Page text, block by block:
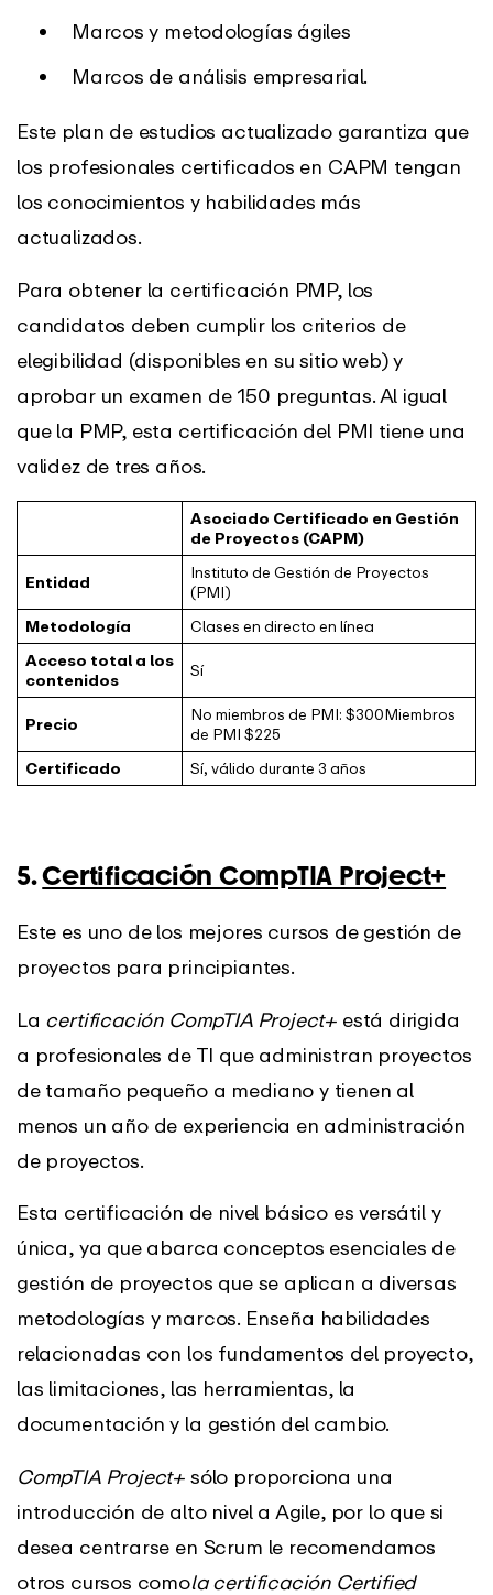
Marcos y metodologías ágiles
Marcos de análisis empresarial.
Este plan de estudios actualizado garantiza que
los profesionales certificados en CAPM tengan
los conocimientos y habilidades más
actualizados.
Para obtener la certificación PMP, los
candidatos deben cumplir los criterios de
elegibilidad (disponibles en su sitio web) y
aprobar un examen de 150 preguntas. Al igual
que la PMP, esta certificación del PMI tiene una
validez de tres años.
Asociado Certificado en Gestión
de Proyectos (CAPM)
Entidad
Instituto de Gestión de Proyectos
(PMI)
Metodología
Clases en directo en línea
Acceso total a los
contenidos
Sí
Precio
No miembros de PMI: $300Miembros
de PMI $225
Certificado
Sí, válido durante 3 años
5.Certificación CompTIA Project+
Este es uno de los mejores cursos de gestión de
proyectos para principiantes.
La certificación CompTIA Project+ está dirigida
a profesionales de TI que administran proyectos
de tamaño pequeño a mediano y tienen al
menos un año de experiencia en administración
de proyectos.
Esta certificación de nivel básico es versátil y
única, ya que abarca conceptos esenciales de
gestión de proyectos que se aplican a diversas
metodologías y marcos. Enseña habilidades
relacionadas con los fundamentos del proyecto,
las limitaciones, las herramientas, la
documentación y la gestión del cambio.
CompTIA Project+ sólo proporciona una
introducción de alto nivel a Agile, por lo que si
desea centrarse en Scrum le recomendamos
otros cursos comola certificación Certified